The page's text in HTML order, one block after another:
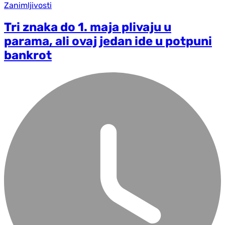
Zanimljivosti
Tri znaka do 1. maja plivaju u
parama, ali ovaj jedan ide u potpuni
bankrot